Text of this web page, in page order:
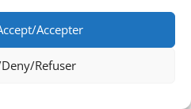
consentir ou de retirer son
sur certaines fonctionnalités et
Accepter
Refuser